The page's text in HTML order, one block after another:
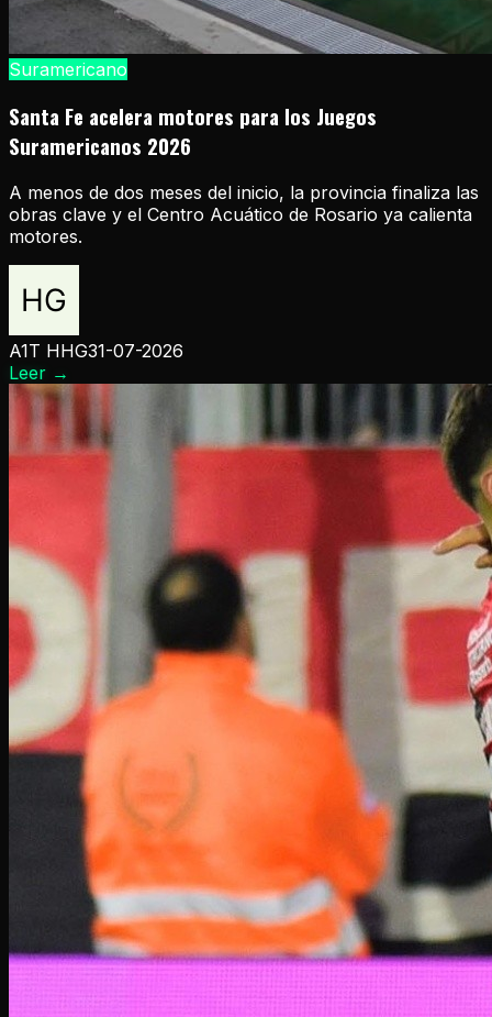
Suramericano
Santa Fe acelera motores para los Juegos
Suramericanos 2026
A menos de dos meses del inicio, la provincia finaliza las
obras clave y el Centro Acuático de Rosario ya calienta
motores.
A1T HHG31-07-2026
Leer →